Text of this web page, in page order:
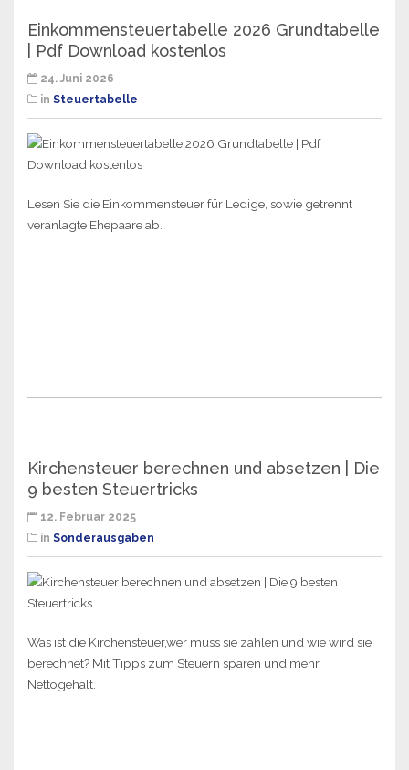
Einkommensteuertabelle 2026 Grundtabelle
| Pdf Download kostenlos
24. Juni 2026
in Steuertabelle
Lesen Sie die Einkommensteuer für Ledige, sowie getrennt
veranlagte Ehepaare ab.
Kirchensteuer berechnen und absetzen | Die
9 besten Steuertricks
12. Februar 2025
in Sonderausgaben
Was ist die Kirchensteuer,wer muss sie zahlen und wie wird sie
berechnet? Mit Tipps zum Steuern sparen und mehr
Nettogehalt.